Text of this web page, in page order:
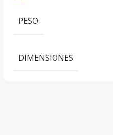
PESO
DIMENSIONES